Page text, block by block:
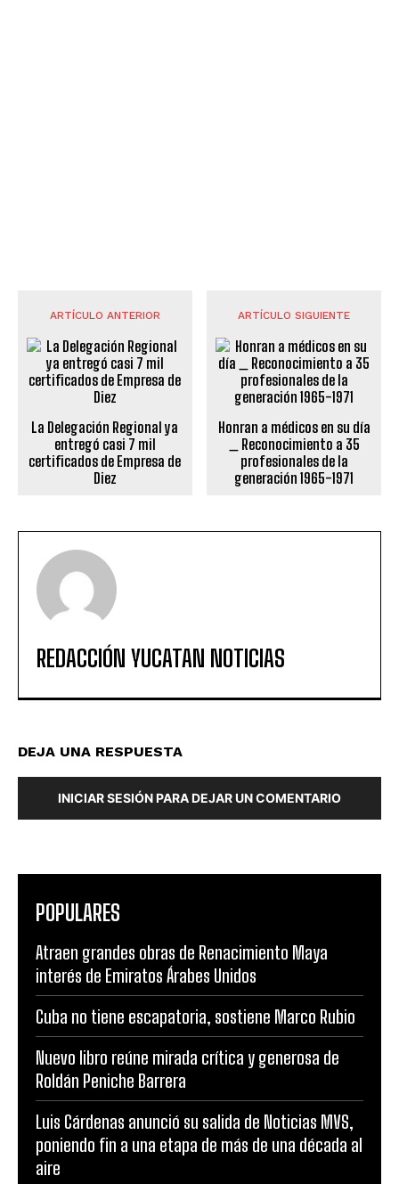
ARTÍCULO ANTERIOR
La Delegación Regional ya
entregó casi 7 mil
certificados de Empresa de
Diez
ARTÍCULO SIGUIENTE
Honran a médicos en su día
_ Reconocimiento a 35
profesionales de la
generación 1965-1971
REDACCIÓN YUCATAN NOTICIAS
DEJA UNA RESPUESTA
INICIAR SESIÓN PARA DEJAR UN COMENTARIO
POPULARES
Atraen grandes obras de Renacimiento Maya
interés de Emiratos Árabes Unidos
Cuba no tiene escapatoria, sostiene Marco Rubio
Nuevo libro reúne mirada crítica y generosa de
Roldán Peniche Barrera
Luis Cárdenas anunció su salida de Noticias MVS,
poniendo fin a una etapa de más de una década al
aire